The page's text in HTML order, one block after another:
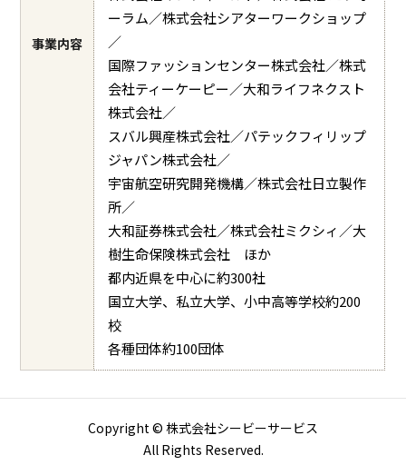
事業内容
ーラム／株式会社シアターワークショップ
／
国際ファッションセンター株式会社／株式
会社ティーケーピー／大和ライフネクスト
株式会社／
スバル興産株式会社／パテックフィリップ
ジャパン株式会社／
宇宙航空研究開発機構／株式会社日立製作
所／
大和証券株式会社／株式会社ミクシィ／大
樹生命保険株式会社 ほか
都内近県を中心に約300社
国立大学、私立大学、小中高等学校約200
校
各種団体約100団体
Copyright © 株式会社シービーサービス
All Rights Reserved.